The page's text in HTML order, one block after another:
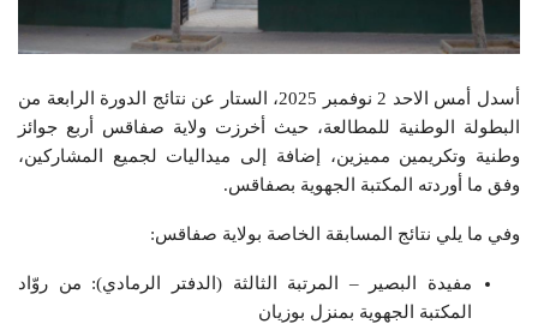
أسدل أمس الاحد 2 نوفمبر 2025، الستار عن نتائج الدورة الرابعة من
البطولة الوطنية للمطالعة، حيث أخرزت ولاية صفاقس أربع جوائز
وطنية وتكريمين مميزين، إضافة إلى ميداليات لجميع المشاركين،
وفق ما أوردته المكتبة الجهوية بصفاقس.
وفي ما يلي نتائج المسابقة الخاصة بولاية صفاقس:
مفيدة البصير – المرتبة الثالثة (الدفتر الرمادي): من روّاد
المكتبة الجهوية بمنزل بوزيان